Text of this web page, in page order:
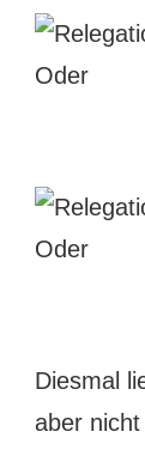
Diesmal
aber